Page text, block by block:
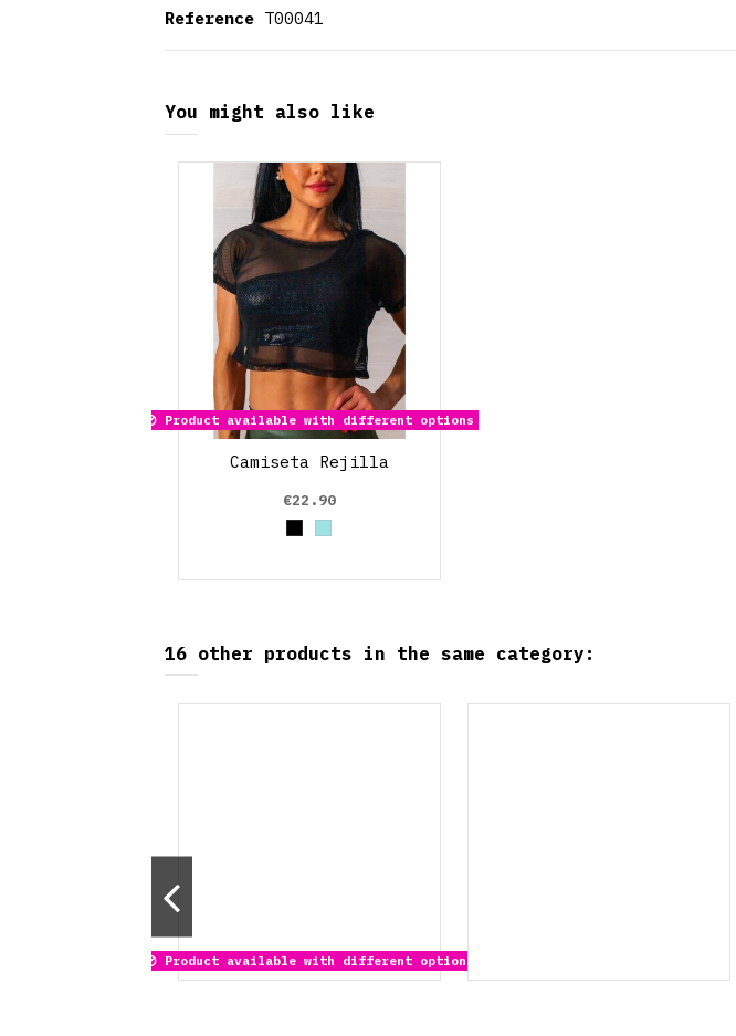
Reference T00041
You might also like
Product available with different options
Camiseta Rejilla
€22.90
BlackAzul cielo
16 other products in the same category:
Product available with different options